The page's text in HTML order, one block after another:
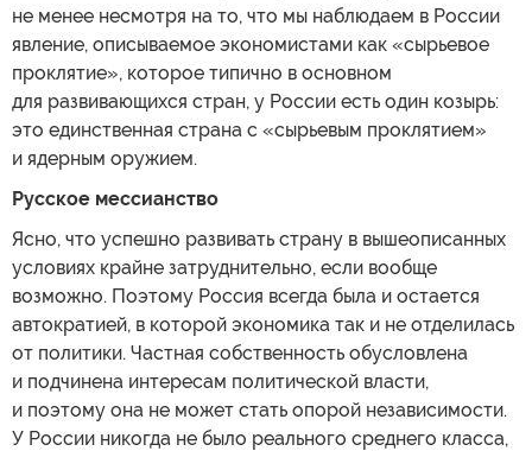
не менее несмотря на то, что мы наблюдаем в России
явление, описываемое экономистами как «сырьевое
проклятие», которое типично в основном
для развивающихся стран, у России есть один козырь:
это единственная страна с «сырьевым проклятием»
и ядерным оружием.
Русское мессианство
Ясно, что успешно развивать страну в вышеописанных
условиях крайне затруднительно, если вообще
возможно. Поэтому Россия всегда была и остается
автократией, в которой экономика так и не отделилась
от политики. Частная собственность обусловлена
и подчинена интересам политической власти,
и поэтому она не может стать опорой независимости.
У России никогда не было реального среднего класса,